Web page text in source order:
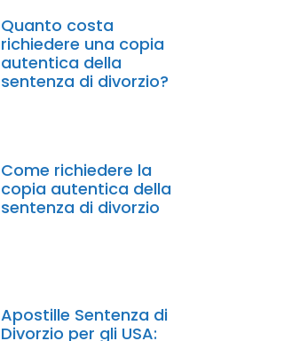
Quanto costa
richiedere una copia
autentica della
sentenza di divorzio?
Come richiedere la
copia autentica della
sentenza di divorzio
Apostille Sentenza di
Divorzio per gli USA: